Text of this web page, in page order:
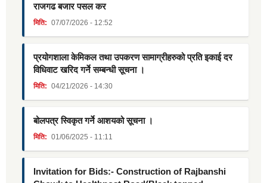
राजगढ बजार पसल कर
मिति: 07/07/2026 - 12:52
प्रयोगशाला केमिकल तथा उपकरण सामाग्रीहरुको प्रति इकाई दर
विधिवाट खरिद गर्ने सम्बन्धी सूचना ।
मिति: 04/21/2026 - 14:30
बोलपत्र स्विकृत गर्ने आशयको सूचना ।
मिति: 01/06/2025 - 11:11
Invitation for Bids:- Construction of Rajbanshi